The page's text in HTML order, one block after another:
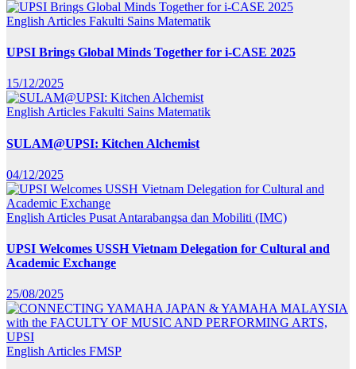
English Articles Fakulti Sains Matematik
UPSI Brings Global Minds Together for i-CASE 2025
15/12/2025
English Articles Fakulti Sains Matematik
SULAM@UPSI: Kitchen Alchemist
04/12/2025
English Articles Pusat Antarabangsa dan Mobiliti (IMC)
UPSI Welcomes USSH Vietnam Delegation for Cultural and
Academic Exchange
25/08/2025
English Articles FMSP